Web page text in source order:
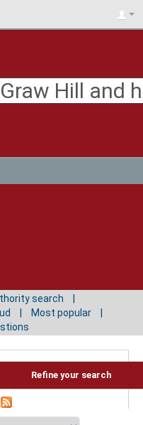
search
Most popular
Refine your search